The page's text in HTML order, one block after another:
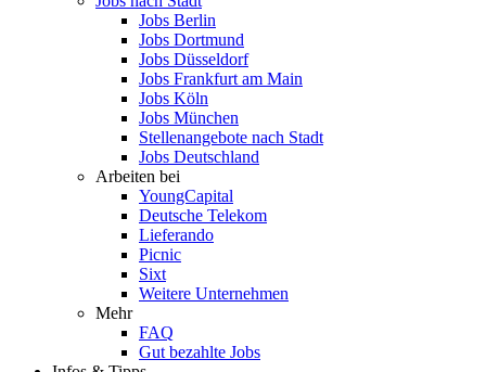
Jobs Berlin
Jobs Dortmund
Jobs Düsseldorf
Jobs Frankfurt am Main
Jobs Köln
Jobs München
Stellenangebote nach Stadt
Jobs Deutschland
Arbeiten bei
YoungCapital
Deutsche Telekom
Lieferando
Picnic
Sixt
Weitere Unternehmen
Mehr
FAQ
Gut bezahlte Jobs